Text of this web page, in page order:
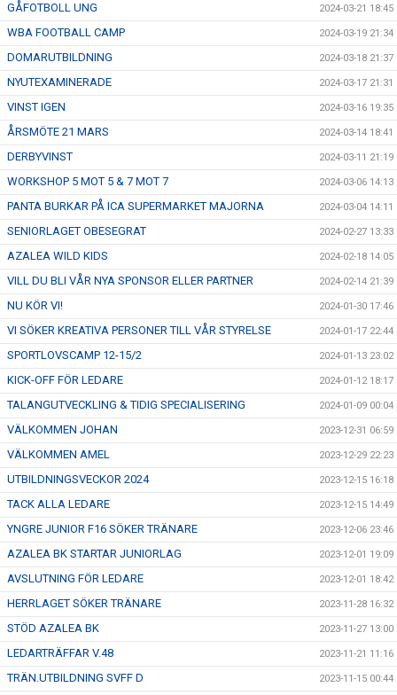
GÅFOTBOLL UNG 2024-03-21 18:45
WBA FOOTBALL CAMP 2024-03-19 21:34
DOMARUTBILDNING 2024-03-18 21:37
NYUTEXAMINERADE 2024-03-17 21:31
VINST IGEN 2024-03-16 19:35
ÅRSMÖTE 21 MARS 2024-03-14 18:41
DERBYVINST 2024-03-11 21:19
WORKSHOP 5 MOT 5 & 7 MOT 7 2024-03-06 14:13
PANTA BURKAR PÅ ICA SUPERMARKET MAJORNA 2024-03-04 14:11
SENIORLAGET OBESEGRAT 2024-02-27 13:33
AZALEA WILD KIDS 2024-02-18 14:05
VILL DU BLI VÅR NYA SPONSOR ELLER PARTNER 2024-02-14 21:39
NU KÖR VI! 2024-01-30 17:46
VI SÖKER KREATIVA PERSONER TILL VÅR STYRELSE 2024-01-17 22:44
SPORTLOVSCAMP 12-15/2 2024-01-13 23:02
KICK-OFF FÖR LEDARE 2024-01-12 18:17
TALANGUTVECKLING & TIDIG SPECIALISERING 2024-01-09 00:04
VÄLKOMMEN JOHAN 2023-12-31 06:59
VÄLKOMMEN AMEL 2023-12-29 22:23
UTBILDNINGSVECKOR 2024 2023-12-15 16:18
TACK ALLA LEDARE 2023-12-15 14:49
YNGRE JUNIOR F16 SÖKER TRÄNARE 2023-12-06 23:46
AZALEA BK STARTAR JUNIORLAG 2023-12-01 19:09
AVSLUTNING FÖR LEDARE 2023-12-01 18:42
HERRLAGET SÖKER TRÄNARE 2023-11-28 16:32
STÖD AZALEA BK 2023-11-27 13:00
LEDARTRÄFFAR V.48 2023-11-21 11:16
TRÄN.UTBILDNING SVFF D 2023-11-15 00:44